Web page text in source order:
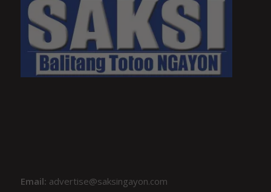
Email: advertise@saksingayon.com